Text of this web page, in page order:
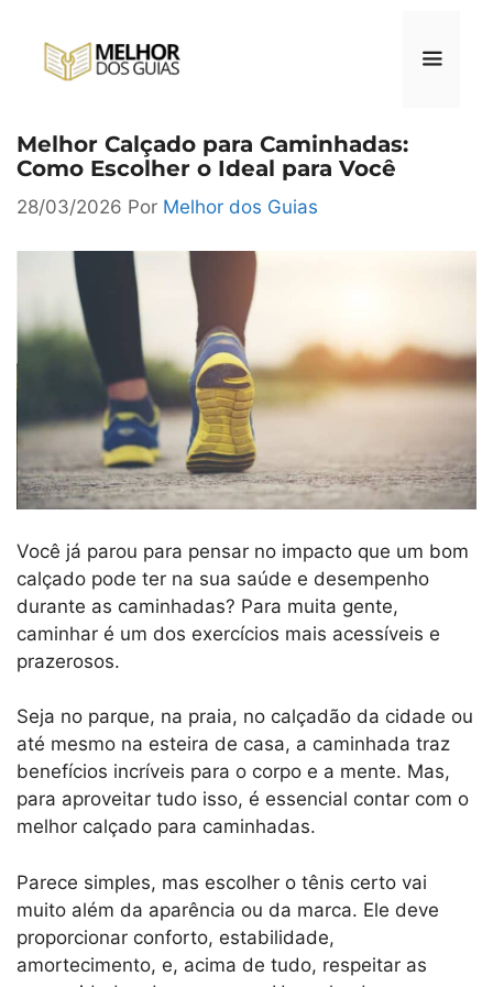
Melhor Calçado para Caminhadas:
Como Escolher o Ideal para Você
28/03/2026 Por Melhor dos Guias
Você já parou para pensar no impacto que um bom
calçado pode ter na sua saúde e desempenho
durante as caminhadas? Para muita gente,
caminhar é um dos exercícios mais acessíveis e
prazerosos.
Seja no parque, na praia, no calçadão da cidade ou
até mesmo na esteira de casa, a caminhada traz
benefícios incríveis para o corpo e a mente. Mas,
para aproveitar tudo isso, é essencial contar com o
melhor calçado para caminhadas.
Parece simples, mas escolher o tênis certo vai
muito além da aparência ou da marca. Ele deve
proporcionar conforto, estabilidade,
amortecimento, e, acima de tudo, respeitar as